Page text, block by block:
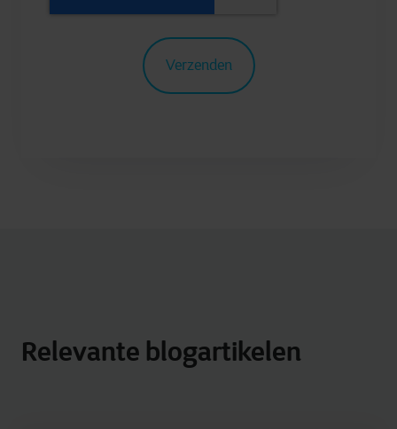
Relevante blogartikelen